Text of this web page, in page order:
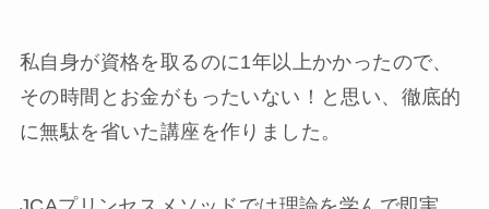
私自身が資格を取るのに1年以上かかったので、
その時間とお金がもったいない！と思い、徹底的
に無駄を省いた講座を作りました。